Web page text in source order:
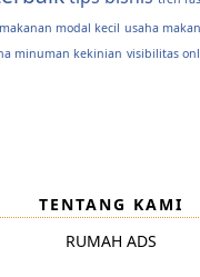
modal kecil usaha
minuman kekinian visibilitas
TENTANG KAMI
RUMAH ADS